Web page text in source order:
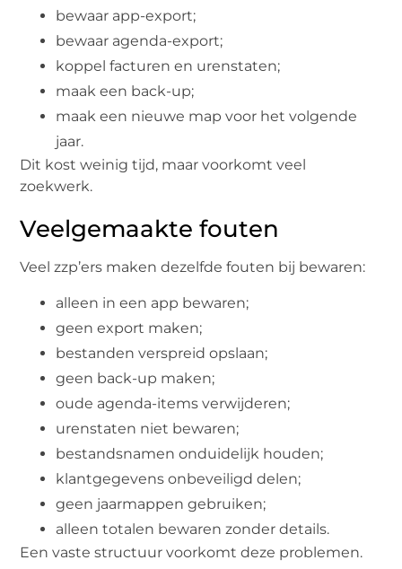
bewaar app-export;
bewaar agenda-export;
koppel facturen en urenstaten;
maak een back-up;
maak een nieuwe map voor het volgende
jaar.
Dit kost weinig tijd, maar voorkomt veel
zoekwerk.
Veelgemaakte fouten
Veel zzp’ers maken dezelfde fouten bij bewaren:
alleen in een app bewaren;
geen export maken;
bestanden verspreid opslaan;
geen back-up maken;
oude agenda-items verwijderen;
urenstaten niet bewaren;
bestandsnamen onduidelijk houden;
klantgegevens onbeveiligd delen;
geen jaarmappen gebruiken;
alleen totalen bewaren zonder details.
Een vaste structuur voorkomt deze problemen.